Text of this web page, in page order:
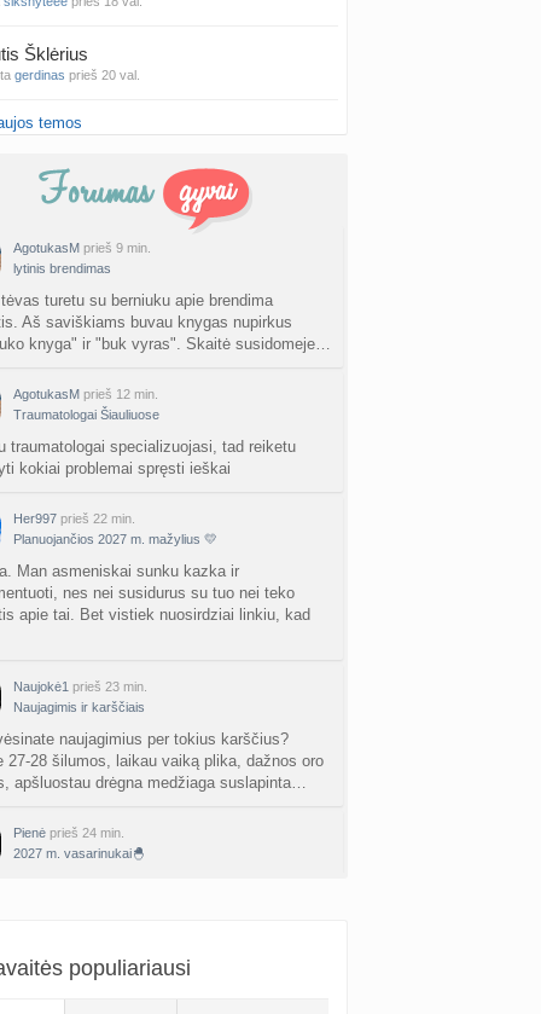
Šklėrius
gerdinas prieš 20 val.
mėnesio dvyniai
Jonas
mokyklos
babarikė prieš 1 d.
rečiausi berniukų vardai :)
gelio (progesterono) naudojimas
Agne.baronaite prieš 1 d.
Soliaris73 prieš 1 d.
TD asistentė prieš 1 d.
hipotirozė ir nėštumas (+3)
po hemorojaus operacijos
Rasa Gal prieš 2 d.
(žmogaus papilomos virusas) (+3)
Veronika99 prieš 3 d.
temos
AgotukasM prieš 9 min.
lytinis brendimas
turetu su berniuku apie brendima
Aš saviškiams buvau knygas nupirkus
knyga" ir "buk vyras". Skaitė susidomeje…
AgotukasM prieš 12 min.
Traumatologai Šiauliuose
traumatologai specializuojasi, tad reiketu
kokiai problemai spręsti ieškai
Her997 prieš 22 min.
Planuojančios 2027 m. mažylius 💛
Man asmeniskai sunku kazka ir
nes nei susidurus su tuo nei teko
apie tai. Bet vistiek nuosirdziai linkiu, kad
Naujokė1 prieš 23 min.
Naujagimis ir karščiais
naujagimius per tokius karščius?
27-28 šilumos, laikau vaiką plika, dažnos oro
apšluostau drėgna medžiaga suslapinta…
Pienė prieš 24 min.
2027 m. vasarinukai🐣
Gabi023 prieš 36 min.
2027 m. vasarinukai🐣
populiariausi